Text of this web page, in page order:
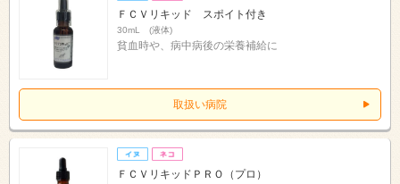
ＦＣＶリキッド スポイト付き
30mL (液体)
貧血時や、病中病後の栄養補給に
取扱い病院
ＦＣＶリキッドＰＲＯ（プロ）